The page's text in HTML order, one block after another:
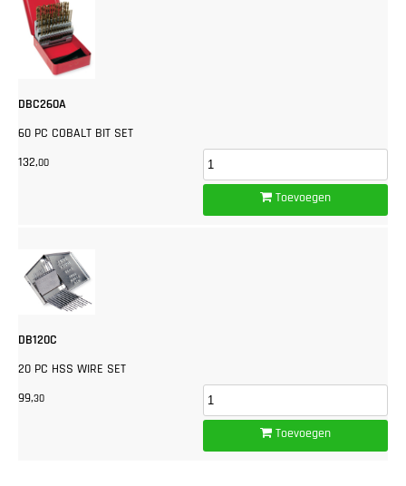
DBC260A
60 PC COBALT BIT SET
132,00
Toevoegen
DB120C
20 PC HSS WIRE SET
99,30
Toevoegen